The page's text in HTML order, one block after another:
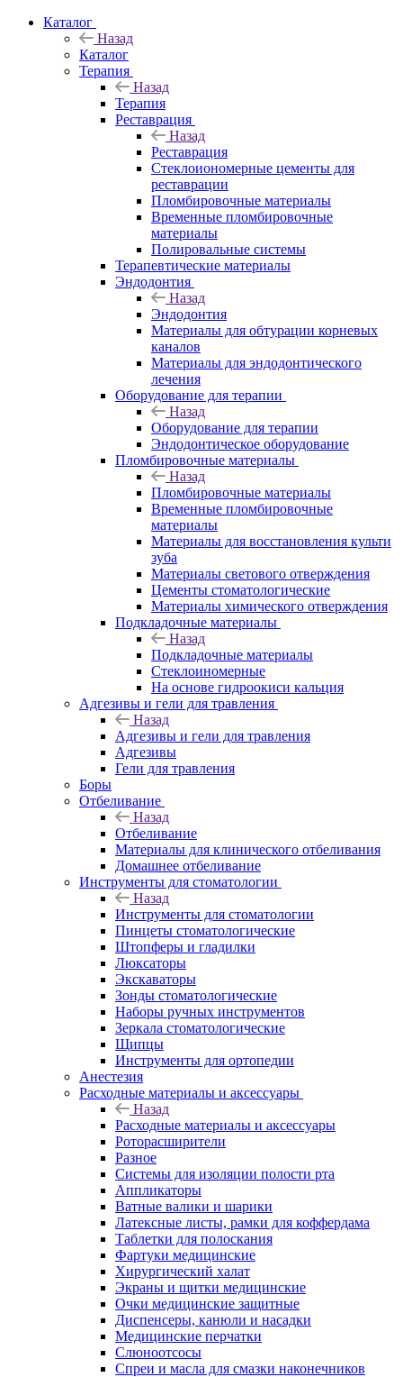
Каталог
Назад
Каталог
Терапия
Назад
Терапия
Реставрация
Назад
Реставрация
Стеклоиономерные цементы для
реставрации
Пломбировочные материалы
Временные пломбировочные
материалы
Полировальные системы
Терапевтические материалы
Эндодонтия
Назад
Эндодонтия
Материалы для обтурации корневых
каналов
Материалы для эндодонтического
лечения
Оборудование для терапии
Назад
Оборудование для терапии
Эндодонтическое оборудование
Пломбировочные материалы
Назад
Пломбировочные материалы
Временные пломбировочные
материалы
Материалы для восстановления культи
зуба
Материалы светового отверждения
Цементы стоматологические
Материалы химического отверждения
Подкладочные материалы
Назад
Подкладочные материалы
Стеклоиномерные
На основе гидроокиси кальция
Адгезивы и гели для травления
Назад
Адгезивы и гели для травления
Адгезивы
Гели для травления
Боры
Отбеливание
Назад
Отбеливание
Материалы для клинического отбеливания
Домашнее отбеливание
Инструменты для стоматологии
Назад
Инструменты для стоматологии
Пинцеты стоматологические
Штопферы и гладилки
Люксаторы
Экскаваторы
Зонды стоматологические
Наборы ручных инструментов
Зеркала стоматологические
Щипцы
Инструменты для ортопедии
Анестезия
Расходные материалы и аксессуары
Назад
Расходные материалы и аксессуары
Роторасширители
Разное
Системы для изоляции полости рта
Аппликаторы
Ватные валики и шарики
Латексные листы, рамки для коффердама
Таблетки для полоскания
Фартуки медицинские
Хирургический халат
Экраны и щитки медицинские
Очки медицинские защитные
Диспенсеры, канюли и насадки
Медицинские перчатки
Слюноотсосы
Спреи и масла для смазки наконечников